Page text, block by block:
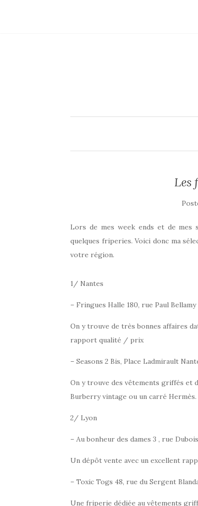
Les
Lors de mes week ends et de mes
quelques friperies. Voici donc ma
votre région.
1/ Nantes
– Fringues Halle 180, rue Paul Bellamy
On y trouve de très bonnes affaires
rapport qualité / prix
– Seasons 2 Bis, Place Ladmirault
On y trouve des vêtements griffés et
Burberry vintage ou un carré Hermès.
2/ Lyon
– Au bonheur des dames 3 , rue
Un dépôt vente avec un excellent
– Toxic Togs 48, rue du Sergent
Une friperie dédiée au vêtements